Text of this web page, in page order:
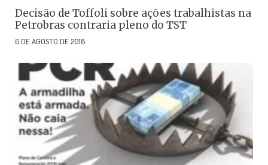
Decisão de Toffoli sobre ações trabalhistas na
Petrobras contraria pleno do TST
6 DE AGOSTO DE 2018